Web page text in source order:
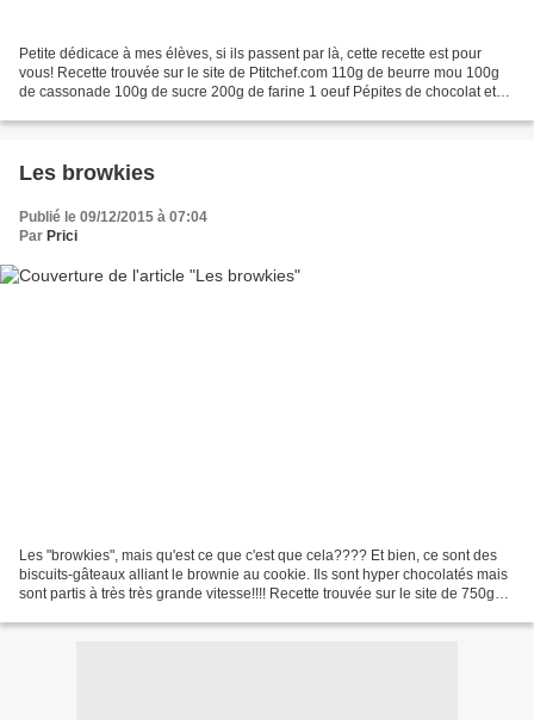
Petite dédicace à mes élèves, si ils passent par là, cette recette est pour
vous! Recette trouvée sur le site de Ptitchef.com 110g de beurre mou 100g
de cassonade 100g de sucre 200g de farine 1 oeuf Pépites de chocolat et
Les browkies
Publié le 09/12/2015 à 07:04
Par Prici
Les "browkies", mais qu'est ce que c'est que cela???? Et bien, ce sont des
biscuits-gâteaux alliant le brownie au cookie. Ils sont hyper chocolatés mais
sont partis à très très grande vitesse!!!! Recette trouvée sur le site de 750g